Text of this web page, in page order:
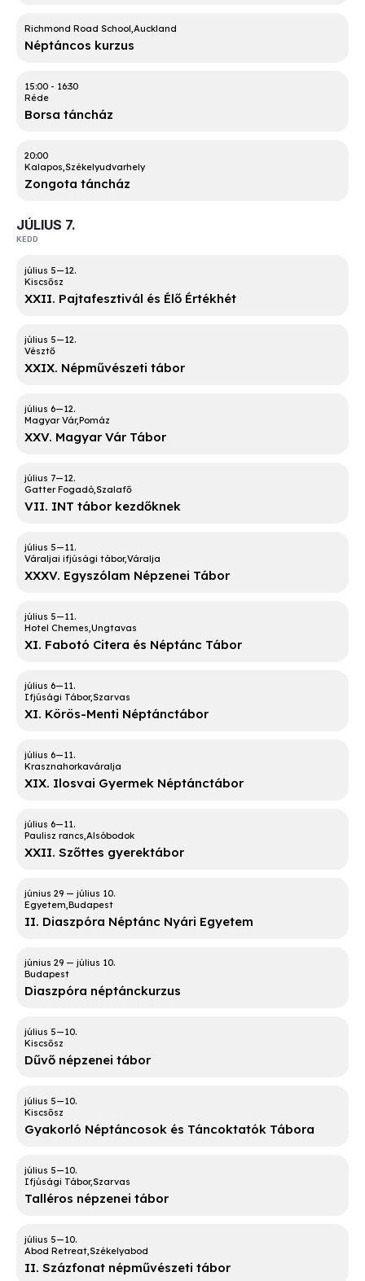
Richmond Road School Auckland
Néptáncos kurzus
15:00 - 16:30
Réde
Borsa táncház
20:00
Kalapos Székelyudvarhely
Zongota táncház
JÚLIUS 7.
KEDD
Kiscsősz
XXII. Pajtafesztivál és Élő Értékhét
Vésztő
XXIX. Népművészeti tábor
Magyar Vár Pomáz
XXV. Magyar Vár Tábor
Gatter Fogadó Szalafő
VII. INT tábor kezdőknek
Váraljai ifjúsági tábor Váralja
XXXV. Egyszólam Népzenei Tábor
Hotel Chemes Ungtavas
XI. Fabotó Citera és Néptánc Tábor
Ifjúsági Tábor Szarvas
XI. Körös-Menti Néptánctábor
Krasznahorkaváralja
XIX. Ilosvai Gyermek Néptánctábor
Paulisz rancs Alsóbodok
XXII. Szőttes gyerektábor
Egyetem Budapest
II. Diaszpóra Néptánc Nyári Egyetem
Budapest
Diaszpóra néptánckurzus
Kiscsősz
Dűvő népzenei tábor
Kiscsősz
Gyakorló Néptáncosok és Táncoktatók Tábora
Ifjúsági Tábor Szarvas
Talléros népzenei tábor
Abod Retreat Székelyabod
II. Százfonat népművészeti tábor